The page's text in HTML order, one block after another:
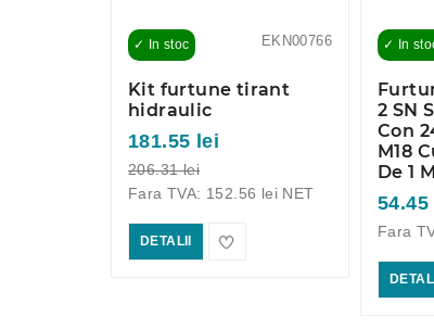
EKN00766
✓ In stoc
Kit furtune tirant
hidraulic
181.55 lei
206.31 lei
Fara TVA: 152.56 lei NET
DETALII
✓ In
2 SN
Con
M18
De 1
54.45
Fara
DETALII